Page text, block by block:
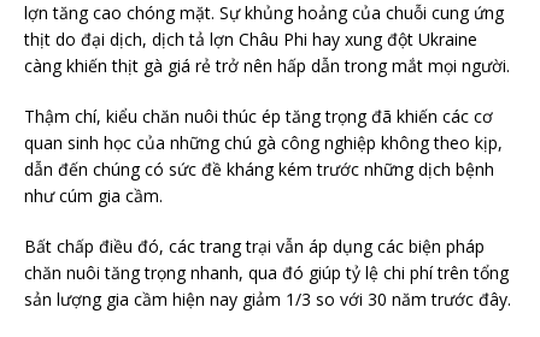
lợn tăng cao chóng mặt. Sự khủng hoảng của chuỗi cung ứng
thịt do đại dịch, dịch tả lợn Châu Phi hay xung đột Ukraine
càng khiến thịt gà giá rẻ trở nên hấp dẫn trong mắt mọi người.
Thậm chí, kiểu chăn nuôi thúc ép tăng trọng đã khiến các cơ
quan sinh học của những chú gà công nghiệp không theo kịp,
dẫn đến chúng có sức đề kháng kém trước những dịch bệnh
như cúm gia cầm.
Bất chấp điều đó, các trang trại vẫn áp dụng các biện pháp
chăn nuôi tăng trọng nhanh, qua đó giúp tỷ lệ chi phí trên tổng
sản lượng gia cầm hiện nay giảm 1/3 so với 30 năm trước đây.